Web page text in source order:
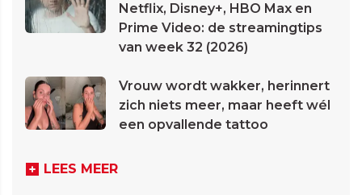
Netflix, Disney+, HBO Max en
Prime Video: de streamingtips
van week 32 (2026)
Vrouw wordt wakker, herinnert
zich niets meer, maar heeft wél
een opvallende tattoo
LEES MEER